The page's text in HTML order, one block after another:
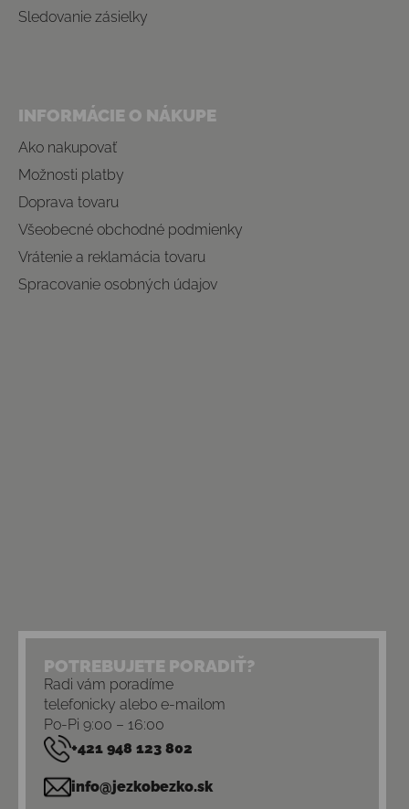
Sledovanie zásielky
INFORMÁCIE O NÁKUPE
Ako nakupovať
Možnosti platby
Doprava tovaru
Všeobecné obchodné podmienky
Vrátenie a reklamácia tovaru
Spracovanie osobných údajov
POTREBUJETE PORADIŤ?
Radi vám poradíme
telefonicky alebo e-mailom
Po-Pi 9:00 – 16:00
+421 948 123 802
info@jezkobezko.sk